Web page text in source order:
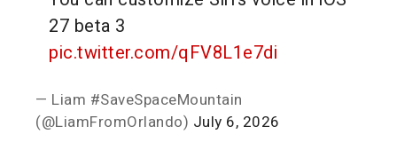
27 beta 3
pic.twitter.com/qFV8L1e7di
— Liam #SaveSpaceMountain
(@LiamFromOrlando) July 6, 2026